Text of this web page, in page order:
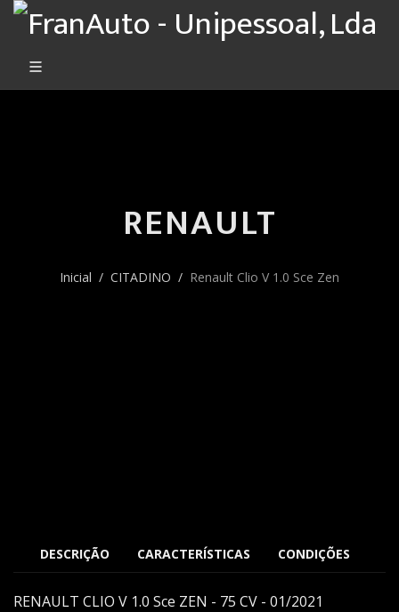
RENAULT
Inicial CITADINO Renault Clio V 1.0 Sce Zen
DESCRIÇÃO CARACTERÍSTICAS CONDIÇÕES
RENAULT CLIO V 1.0 Sce ZEN - 75 CV - 01/2021